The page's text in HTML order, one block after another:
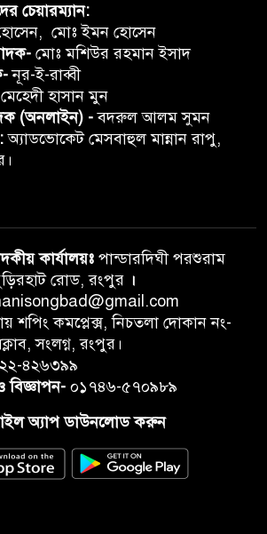
চেয়ারম্যান:
মোঃ ইমন হোসেন
মোঃ মশিউর রহমান ইসাদ
নূর-ই-রাব্বী
মেহেদী হাসান মুন
(অনলাইন) -বদরুল আলম সুমন
অ্যাডভোকেট মেসবাহুল মান্নান রাপু,
কার্যালয়ঃ পান্ডারদিঘী পরশুরাম
রোড, রংপুর ।
শপিং কমপ্লেক্স, নিচতলা দোকান নং-
সংলগ্ন, রংপুর।
৪২৬৩৯৯
০১৭৪৬-৫৭০৯৮৯
অ্যাপ ডাউনলোড করুন